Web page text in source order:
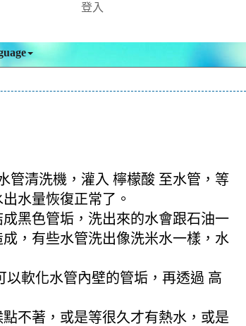
登入
管清洗機，灌入 檸檬酸 至水管，等
水量恢復正常了。
黑色管垢，洗出來的水會跟石油一
，有些水管洗出像洗米水一樣，水
軟化水管內壁的管垢，再透過 高
不著，或是等很久才有熱水，或是